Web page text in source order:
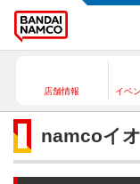
店舗情報 イベ
namcoイ